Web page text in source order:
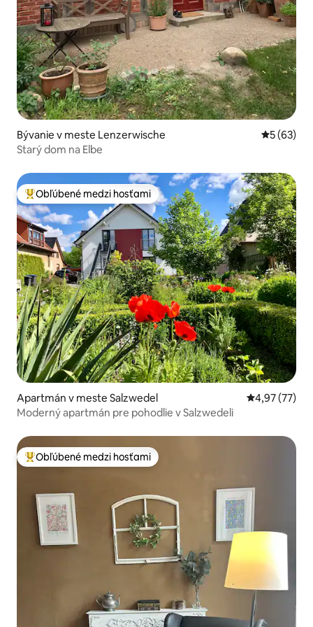
Bývanie v meste Lenzerwische
5 (63)
Starý dom na Elbe
Najobľúbenejšie medzi hosťami
Obľúbené medzi hosťami
Apartmán v meste Salzwedel Priemerné
4,97 (77)
Moderný apartmán pre pohodlie v Salzwedeli
Najobľúbenejšie medzi hosťami
Obľúbené medzi hosťami